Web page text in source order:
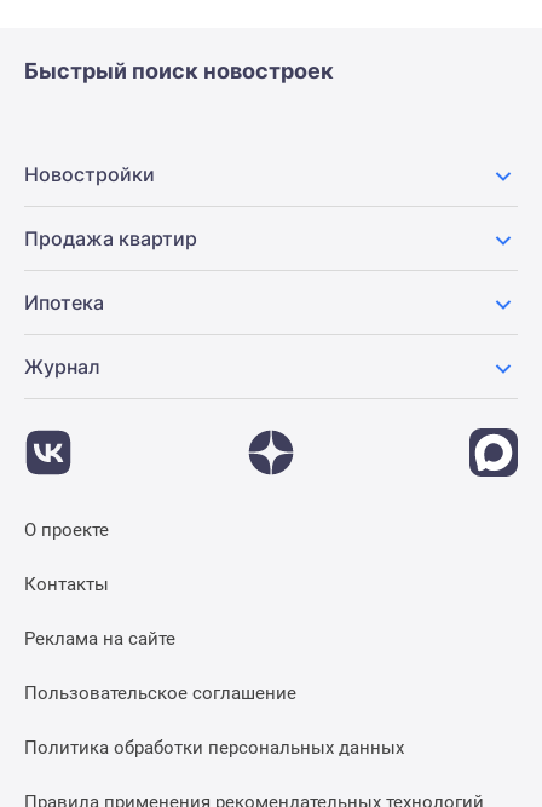
Быстрый поиск новостроек
Новостройки
Продажа квартир
Ипотека
Журнал
О проекте
Контакты
Реклама на сайте
Пользовательское соглашение
Политика обработки персональных данных
Правила применения рекомендательных технологий